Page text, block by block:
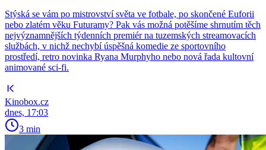
Stýská se vám po mistrovství světa ve fotbale, po skončené Euforii
nebo zlatém věku Futuramy? Pak vás možná potěšíme shrnutím těch
nejvýznamnějších týdenních premiér na tuzemských streamovacích
službách, v nichž nechybí úspěšná komedie ze sportovního
prostředí, retro novinka Ryana Murphyho nebo nová řada kultovní
animované sci-fi.
Kinobox.cz
dnes, 17:03
3 min